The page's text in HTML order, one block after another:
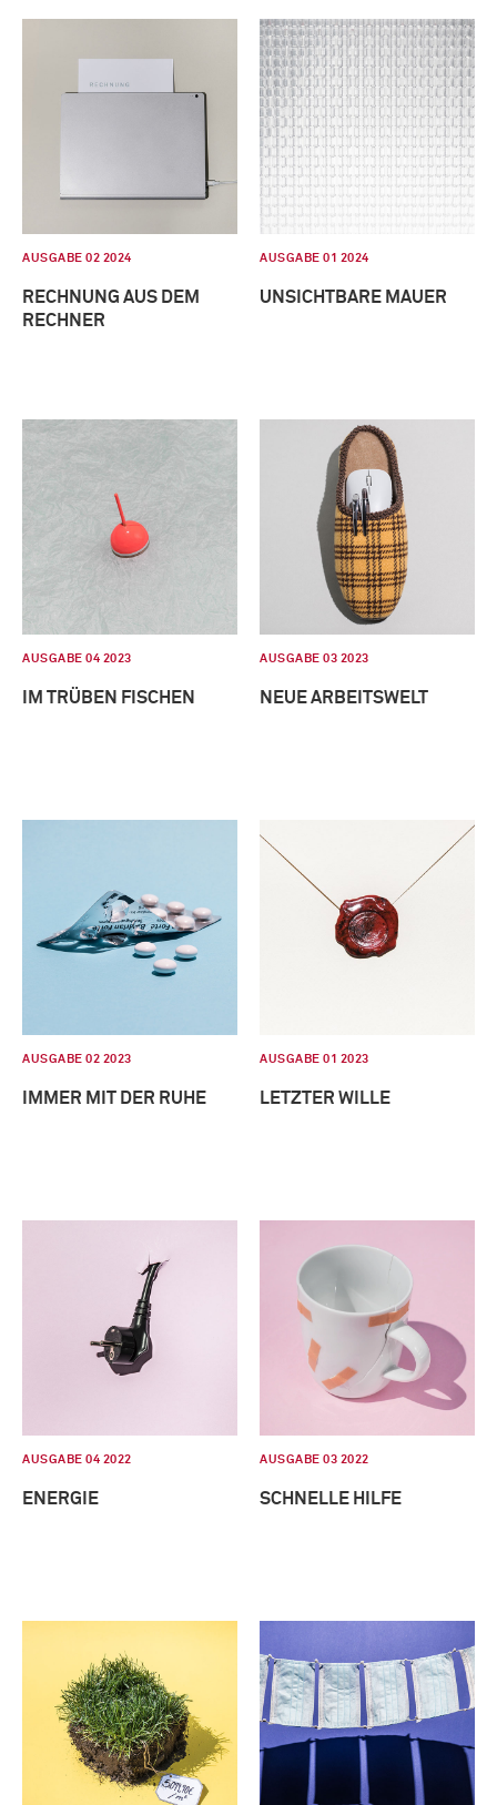
AUSGABE 02 2024
RECHNUNG AUS DEM
RECHNER
AUSGABE 01 2024
UNSICHTBARE MAUER
AUSGABE 04 2023
IM TRÜBEN FISCHEN
AUSGABE 03 2023
NEUE ARBEITSWELT
AUSGABE 02 2023
IMMER MIT DER RUHE
AUSGABE 01 2023
LETZTER WILLE
AUSGABE 04 2022
ENERGIE
AUSGABE 03 2022
SCHNELLE HILFE